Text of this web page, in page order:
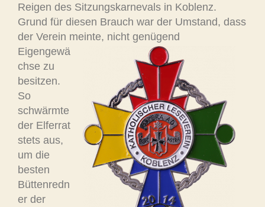
Reigen des Sitzungskarnevals in Koblenz.
Grund für diesen Brauch war der Umstand, dass
der Verein meinte, nicht genügend
Eigengewä
chse zu
besitzen.
So
schwärmte
der Elferrat
stets aus,
um die
besten
Büttenredn
er der